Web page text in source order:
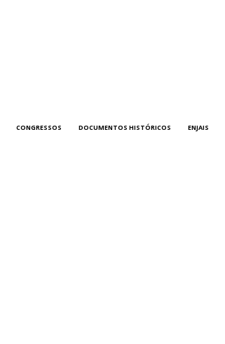
CONGRESSOS DOCUMENTOS HISTÓRICOS ENJAIS